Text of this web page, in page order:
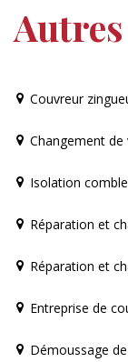
Couvreur
Changement de
Isolation
Réparation et
Réparation et
Entreprise de
Démoussage